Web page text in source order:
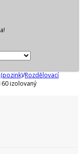
/Rozdělovací
izolovaný